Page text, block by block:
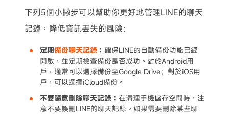
下列5個小撇步可以幫助你更好地管理LINE的聊天
記錄，降低資訊丟失的風險：
定期備份聊天記錄 ： 確保LINE的自動備份功能已經
開啟，並定期檢查備份是否成功。對於Android用
戶，通常可以選擇備份至Google Drive；對於iOS用
戶，可以選擇iCloud備份。
不要隨意刪除聊天記錄： 在清理手機儲存空間時，注
意不要誤刪LINE的聊天記錄。如果需要刪除某些聊